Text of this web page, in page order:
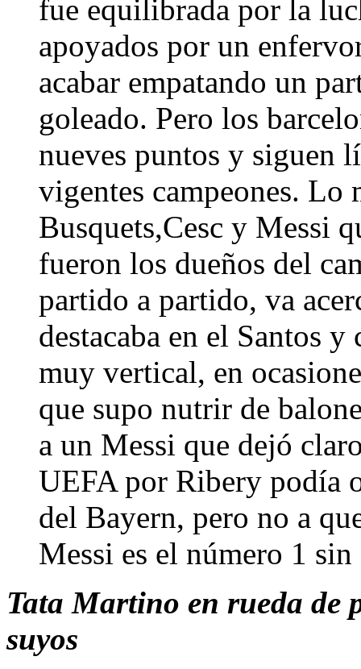
fue equilibrada por la
apoyados por un
acabar empatando un
goleado. Pero los
nueves puntos y siguen
vigentes campeones.
Busquets,Cesc y Messi
fueron los dueños del
partido a partido, va
destacaba en el Santos
muy vertical, en
que supo nutrir de
a un Messi que dejó
UEFA por Ribery podía
del Bayern, pero no a
Messi es el número 1
Tata Martino en rueda de
suyos